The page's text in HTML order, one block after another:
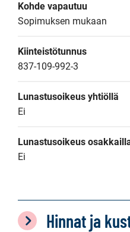
Kohde vapautuu
Sopimuksen mukaan
Kiinteistötunnus
837-109-992-3
Lunastusoikeus yhtiöllä
Ei
Lunastusoikeus
Ei
Hinnat ja